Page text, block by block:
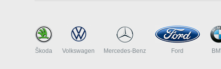
Škoda Volkswagen Mercedes-Benz Ford